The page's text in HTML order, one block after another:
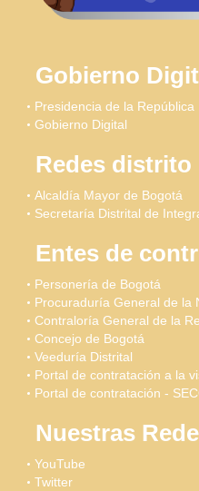
Gobierno
Presidencia de la República
Gobierno Digital
Redes distrito
Alcaldía Mayor de Bogotá
Secretaría Distrital de
Entes de
Personería de Bogotá
Procuraduría General de la
Contraloría General de la
Concejo de Bogotá
Veeduría Distrital
Portal de contratación a la
Portal de contratación -
Nuestras
YouTube
Twitter